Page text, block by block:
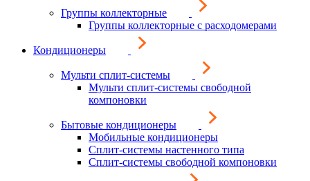
Группы коллекторные
Группы коллекторные с расходомерами
Кондиционеры
Мульти сплит-системы
Мульти сплит-системы свободной
компоновки
Бытовые кондиционеры
Мобильные кондиционеры
Сплит-системы настенного типа
Сплит-системы свободной компоновки